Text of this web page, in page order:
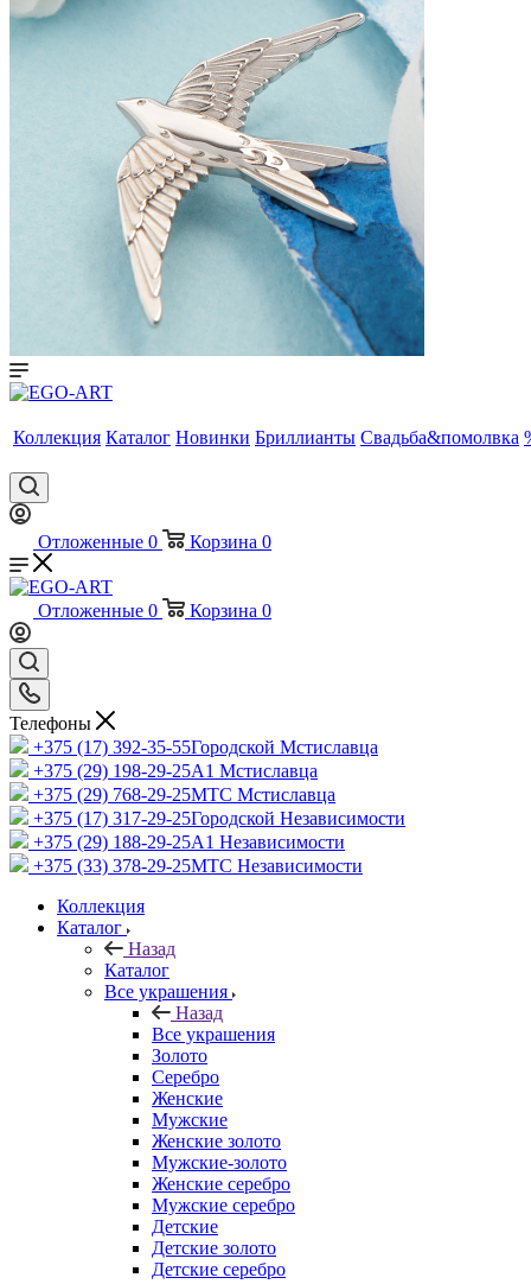
Коллекция Каталог Новинки Бриллианты Свадьба&помолвка
Отложенные 0 Корзина 0
Отложенные 0 Корзина 0
Телефоны
+375 (17) 392-35-55Городской Мстиславца
+375 (29) 198-29-25A1 Мстиславца
+375 (29) 768-29-25МТС Мстиславца
+375 (17) 317-29-25Городской Независимости
+375 (29) 188-29-25A1 Независимости
+375 (33) 378-29-25МТС Независимости
Коллекция
Каталог
Назад
Каталог
Все украшения
Назад
Все украшения
Золото
Серебро
Женские
Мужские
Женские золото
Мужские-золото
Женские серебро
Мужские серебро
Детские
Детские золото
Детские серебро